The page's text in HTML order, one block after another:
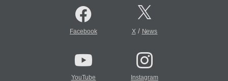
Facebook X/ News
YouTube Instagram